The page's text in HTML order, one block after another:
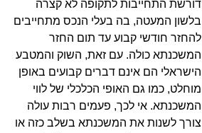
דורשת התחייבות לתקופה לא קצרה
בלשון המעטה, בה בעלי הנכס מתחייבים
להחזר חודשי קבוע עד תום החזר
המשכנתא כולה. עם זאת, השוק והמטבע
הישראלי הם אינם דברים קבועים באופן
מוחלט, כמו גם האופי הכלכלי של לווי
המשכנתא. אי לכך, פעמים רבות עולה
צורך לשנות את המשכנתא בשלב כזה או